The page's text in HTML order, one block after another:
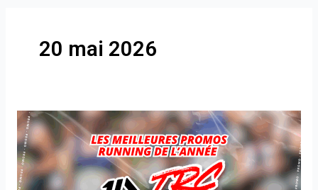
20 mai 2026
Promo
running
:
économisez